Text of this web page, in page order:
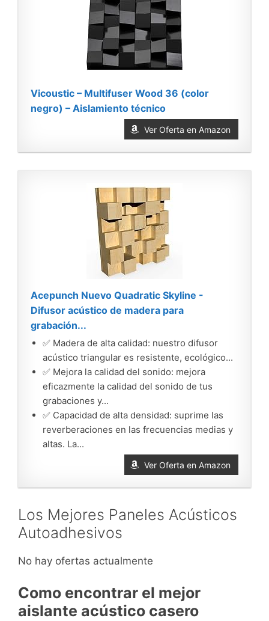
Vicoustic – Multifuser Wood 36 (color
negro) – Aislamiento técnico
Ver Oferta en Amazon
Acepunch Nuevo Quadratic Skyline -
Difusor acústico de madera para
grabación...
✅ Madera de alta calidad: nuestro difusor
acústico triangular es resistente, ecológico...
✅ Mejora la calidad del sonido: mejora
eficazmente la calidad del sonido de tus
grabaciones y...
✅ Capacidad de alta densidad: suprime las
reverberaciones en las frecuencias medias y
altas. La...
Ver Oferta en Amazon
Los Mejores Paneles Acústicos
Autoadhesivos
No hay ofertas actualmente
Como encontrar el mejor
aislante acústico casero